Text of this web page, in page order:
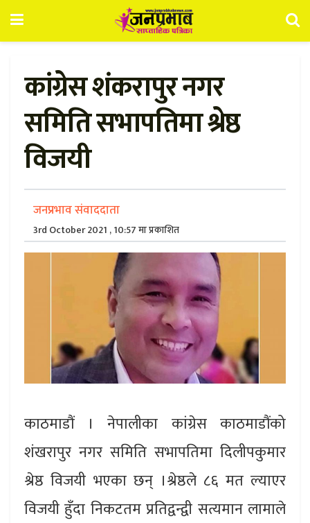
कांग्रेस शंकरापुर नगर
समिति सभापतिमा श्रेष्ठ
विजयी
जनप्रभाव संवाददाता
3rd October 2021 , 10:57 मा प्रकाशित
काठमाडौं । नेपालीका कांग्रेस काठमाडौंको
शंखरापुर नगर समिति सभापतिमा दिलीपकुमार
श्रेष्ठ विजयी भएका छन् ।श्रेष्ठले ८६ मत ल्याएर
विजयी हुँदा निकटतम प्रतिद्वन्द्वी सत्यमान लामाले